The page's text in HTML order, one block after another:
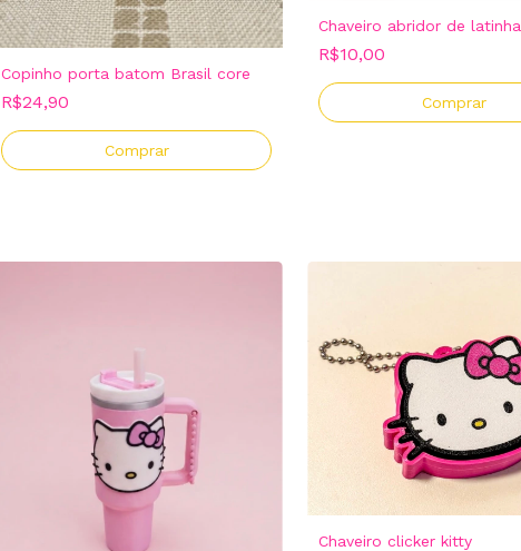
Copinho porta batom Brasil core
R$24,90
Chaveiro abridor de latinha
R$10,00
Chaveiro clicker kitty